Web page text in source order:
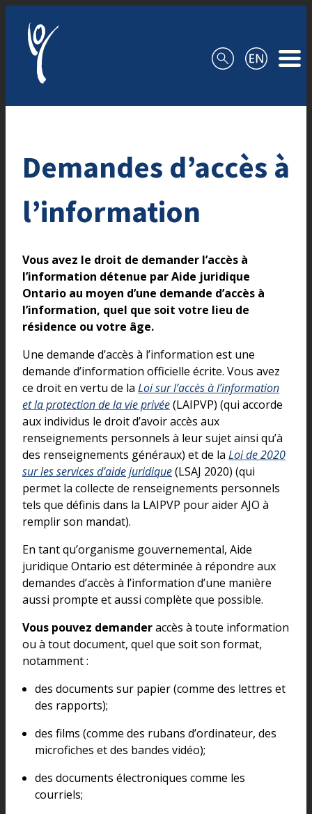
Demandes d’accès à
l’information
Vous avez le droit de demander l’accès à
l’information détenue par Aide juridique
Ontario au moyen d’une demande d’accès à
l’information, quel que soit votre lieu de
résidence ou votre âge.
Une demande d’accès à l’information est une
demande d’information officielle écrite. Vous avez
ce droit en vertu de la Loi sur l’accès à l’information
et la protection de la vie privée(LAIPVP) (qui accorde
aux individus le droit d’avoir accès aux
renseignements personnels à leur sujet ainsi qu’à
des renseignements généraux) et de la Loi de 2020
sur les services d’aide juridique(LSAJ 2020) (qui
permet la collecte de renseignements personnels
tels que définis dans la LAIPVP pour aider AJO à
remplir son mandat).
En tant qu’organisme gouvernemental, Aide
juridique Ontario est déterminée à répondre aux
demandes d’accès à l’information d’une manière
aussi prompte et aussi complète que possible.
Vous pouvez demanderaccès à toute information
ou à tout document, quel que soit son format,
notamment :
des documents sur papier (comme des lettres et
des rapports);
des films (comme des rubans d’ordinateur, des
microfiches et des bandes vidéo);
des documents électroniques comme les
courriels;